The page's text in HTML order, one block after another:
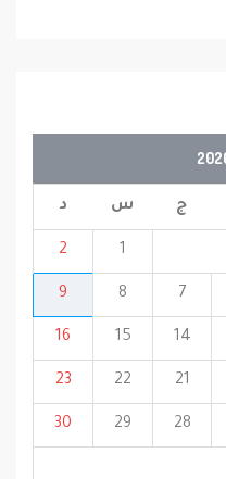
ج س د
1
2
7
8
9
14
15
16
21
22
23
28
29
30